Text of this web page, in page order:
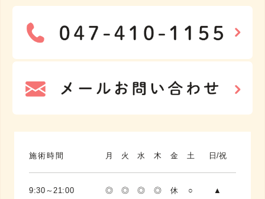
施術時間 月 火 水 木 金 土 日/祝
9:30～21:00 ◎ ◎ ◎ ◎ 休 ○ ▲